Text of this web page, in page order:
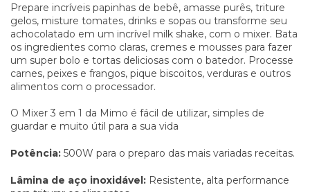
Prepare incríveis papinhas de bebê, amasse purês, triture
gelos, misture tomates, drinks e sopas ou transforme seu
achocolatado em um incrível milk shake, com o mixer. Bata
os ingredientes como claras, cremes e mousses para fazer
um super bolo e tortas deliciosas com o batedor. Processe
carnes, peixes e frangos, pique biscoitos, verduras e outros
alimentos com o processador.
O Mixer 3 em 1 da Mimo é fácil de utilizar, simples de
guardar e muito útil para a sua vida
Potência: 500W para o preparo das mais variadas receitas.
Lâmina de aço inoxidável: Resistente, alta performance